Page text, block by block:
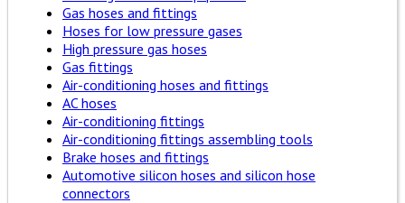
Gas hoses and fittings
Hoses for low pressure gases
High pressure gas hoses
Gas fittings
Air-conditioning hoses and fittings
AC hoses
Air-conditioning fittings
Air-conditioning fittings assembling tools
Brake hoses and fittings
Automotive silicon hoses and silicon hose
connectors